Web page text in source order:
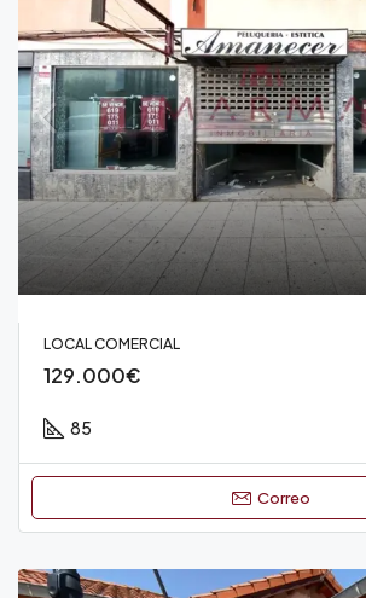
LOCAL COMERCIAL
129.000€
85
Correo